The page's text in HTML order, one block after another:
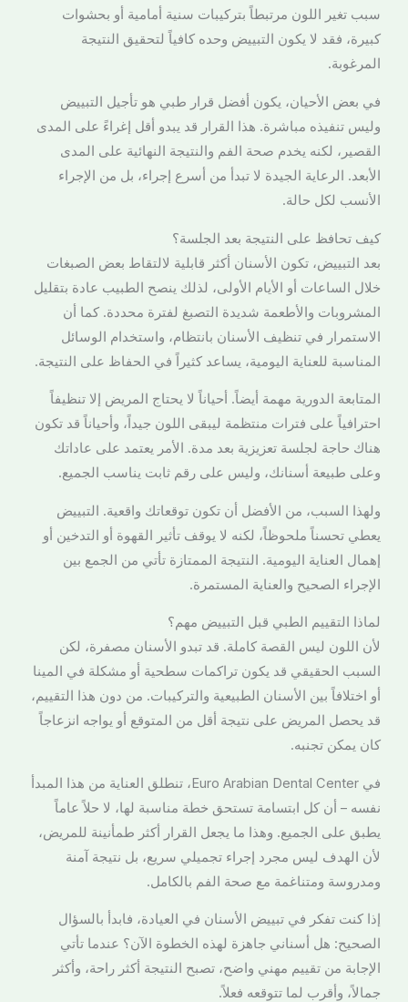
سبب تغير اللون مرتبطاً بتركيبات سنية أمامية أو بحشوات
كبيرة، فقد لا يكون التبييض وحده كافياً لتحقيق النتيجة
المرغوبة.
في بعض الأحيان، يكون أفضل قرار طبي هو تأجيل التبييض
وليس تنفيذه مباشرة. هذا القرار قد يبدو أقل إغراءً على المدى
القصير، لكنه يخدم صحة الفم والنتيجة النهائية على المدى
الأبعد. الرعاية الجيدة لا تبدأ من أسرع إجراء، بل من الإجراء
الأنسب لكل حالة.
كيف تحافظ على النتيجة بعد الجلسة؟
بعد التبييض، تكون الأسنان أكثر قابلية لالتقاط بعض الصبغات
خلال الساعات أو الأيام الأولى، لذلك ينصح الطبيب عادة بتقليل
المشروبات والأطعمة شديدة التصبغ لفترة محددة. كما أن
الاستمرار في تنظيف الأسنان بانتظام، واستخدام الوسائل
المناسبة للعناية اليومية، يساعد كثيراً في الحفاظ على النتيجة.
المتابعة الدورية مهمة أيضاً. أحياناً لا يحتاج المريض إلا تنظيفاً
احترافياً على فترات منتظمة ليبقى اللون جيداً، وأحياناً قد تكون
هناك حاجة لجلسة تعزيزية بعد مدة. الأمر يعتمد على عاداتك
وعلى طبيعة أسنانك، وليس على رقم ثابت يناسب الجميع.
ولهذا السبب، من الأفضل أن تكون توقعاتك واقعية. التبييض
يعطي تحسناً ملحوظاً، لكنه لا يوقف تأثير القهوة أو التدخين أو
إهمال العناية اليومية. النتيجة الممتازة تأتي من الجمع بين
الإجراء الصحيح والعناية المستمرة.
لماذا التقييم الطبي قبل التبييض مهم؟
لأن اللون ليس القصة كاملة. قد تبدو الأسنان مصفرة، لكن
السبب الحقيقي قد يكون تراكمات سطحية أو مشكلة في المينا
أو اختلافاً بين الأسنان الطبيعية والتركيبات. من دون هذا التقييم،
قد يحصل المريض على نتيجة أقل من المتوقع أو يواجه انزعاجاً
كان يمكن تجنبه.
في Euro Arabian Dental Center، تنطلق العناية من هذا المبدأ
نفسه – أن كل ابتسامة تستحق خطة مناسبة لها، لا حلاً عاماً
يطبق على الجميع. وهذا ما يجعل القرار أكثر طمأنينة للمريض،
لأن الهدف ليس مجرد إجراء تجميلي سريع، بل نتيجة آمنة
ومدروسة ومتناغمة مع صحة الفم بالكامل.
إذا كنت تفكر في تبييض الأسنان في العيادة، فابدأ بالسؤال
الصحيح: هل أسناني جاهزة لهذه الخطوة الآن؟ عندما تأتي
الإجابة من تقييم مهني واضح، تصبح النتيجة أكثر راحة، وأكثر
جمالاً، وأقرب لما تتوقعه فعلاً.